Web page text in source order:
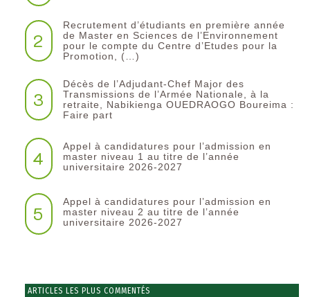
2
Recrutement d’étudiants en première année
de Master en Sciences de l’Environnement
pour le compte du Centre d’Etudes pour la
Promotion, (…)
3
Décès de l’Adjudant-Chef Major des
Transmissions de l’Armée Nationale, à la
retraite, Nabikienga OUEDRAOGO Boureima :
Faire part
4
Appel à candidatures pour l’admission en
master niveau 1 au titre de l’année
universitaire 2026-2027
5
Appel à candidatures pour l’admission en
master niveau 2 au titre de l’année
universitaire 2026-2027
ARTICLES LES PLUS COMMENTÉS